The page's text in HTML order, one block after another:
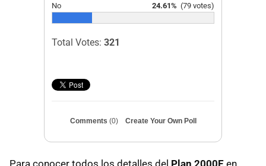
No 24.61% (79 votes)
Total Votes: 321
Comments (0) Create Your Own Poll
Para conocer todos los detalles del Plan 2000E en